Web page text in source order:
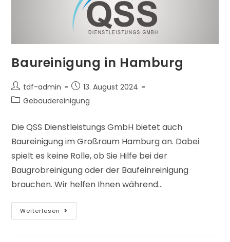
Baureinigung in Hamburg
tdf-admin
13. August 2024
Gebäudereinigung
Die QSS Dienstleistungs GmbH bietet auch
Baureinigung im Großraum Hamburg an. Dabei
spielt es keine Rolle, ob Sie Hilfe bei der
Baugrobreinigung oder der Baufeinreinigung
brauchen. Wir helfen Ihnen während…
Weiterlesen